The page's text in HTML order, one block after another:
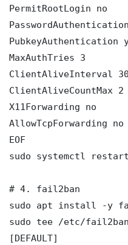
PermitRootLogin no
PubkeyAuthentication
MaxAuthTries 3
ClientAliveInterval
ClientAliveCountMax 2
X11Forwarding no
AllowTcpForwarding no
EOF
sudo systemctl
# 4. fail2ban
sudo apt install -y
sudo tee /etc/
[DEFAULT]